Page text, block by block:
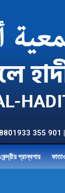
+8801933
কেন্দ্রীয় গ্রান্থগার